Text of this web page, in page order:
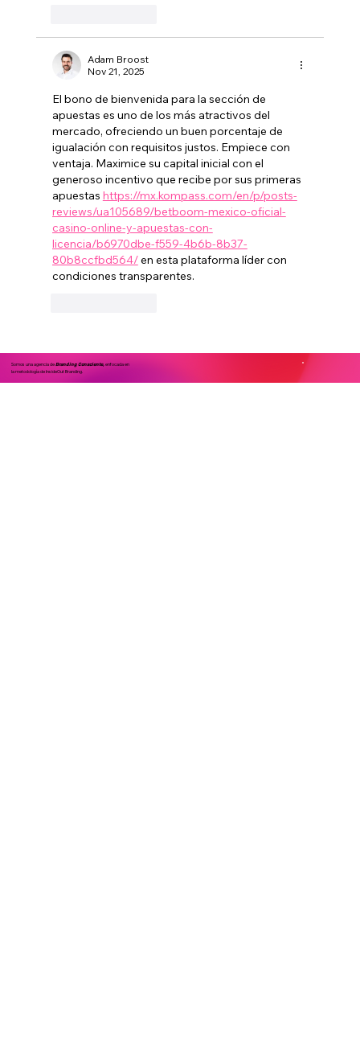
Adam Broost
Nov 21, 2025
El bono de bienvenida para la sección de
apuestas es uno de los más atractivos del
mercado, ofreciendo un buen porcentaje de
igualación con requisitos justos. Empiece con
ventaja. Maximice su capital inicial con el
generoso incentivo que recibe por sus primeras
apuestas https://mx.kompass.com/en/p/posts-
reviews/ua105689/betboom-mexico-oficial-
casino-online-y-apuestas-con-
licencia/b6970dbe-f559-4b6b-8b37-
80b8ccfbd564/ en esta plataforma líder con
condiciones transparentes.
Somos una agencia de Branding Consciente, enfocada en
la metodología de InsideOut Branding.